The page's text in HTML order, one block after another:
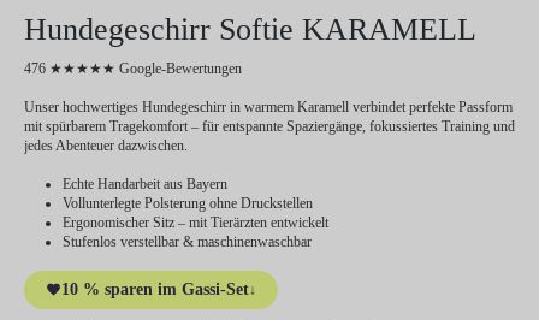
Hundegeschirr Softie KARAMELL
476 ★★★★★ Google-Bewertungen
Unser hochwertiges Hundegeschirr in warmem Karamell verbindet perfekte Passform
mit spürbarem Tragekomfort – für entspannte Spaziergänge, fokussiertes Training und
jedes Abenteuer dazwischen.
Echte Handarbeit aus Bayern
Vollunterlegte Polsterung ohne Druckstellen
Ergonomischer Sitz – mit Tierärzten entwickelt
Stufenlos verstellbar & maschinenwaschbar
10 % sparen im Gassi-Set↓